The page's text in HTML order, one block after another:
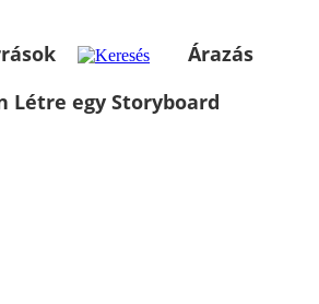
Árazás
Létre egy Storyboard